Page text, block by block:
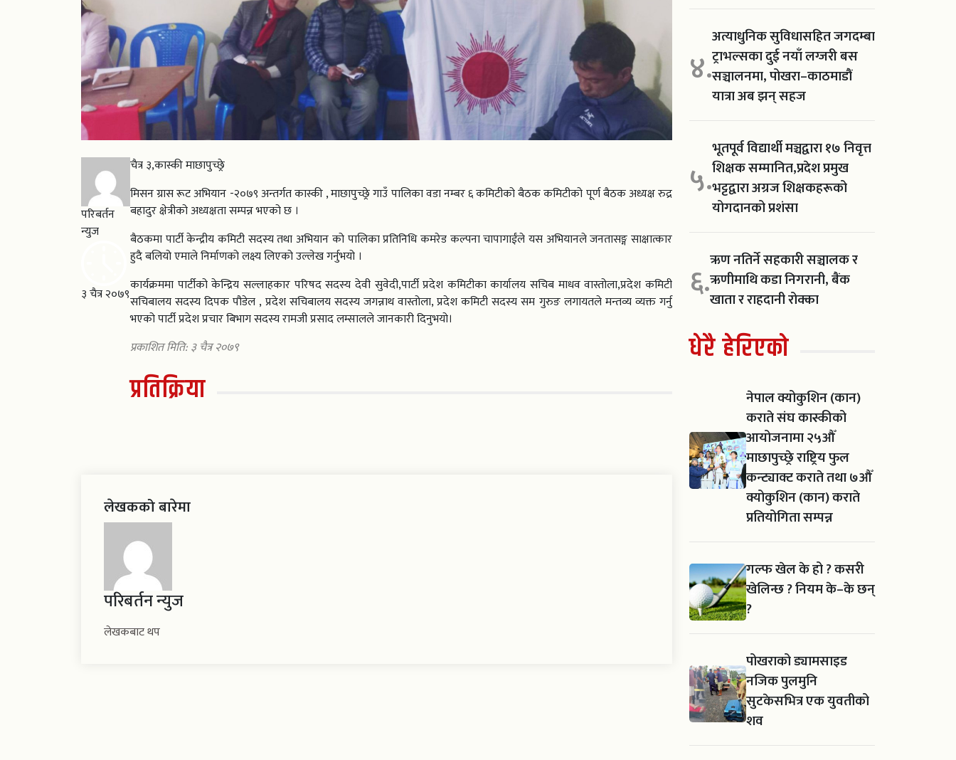
परिबर्तन
न्युज
३ चैत्र २०७९
चैत्र ३,कास्की माछापुच्छ्रे
मिसन ग्रास रूट अभियान -२०७९ अन्तर्गत कास्की , माछापुच्छ्रे गाउँ पालिका वडा नम्बर ६ कमिटीको बैठक कमिटीको पूर्ण बैठक अध्यक्ष रुद्र
बहादुर क्षेत्रीको अध्यक्षता सम्पन्न भएको छ ।
बैठकमा पार्टी केन्द्रीय कमिटी सदस्य तथा अभियान को पालिका प्रतिनिधि कमरेड कल्पना चापागाईंले यस अभियानले जनतासङ्ग साक्षात्कार
हुदै बलियो एमाले निर्माणको लक्ष्य लिएको उल्लेख गर्नुभयो ।
कार्यक्रममा पार्टीको केन्द्रिय सल्लाहकार परिषद सदस्य देवी सुवेदी,पार्टी प्रदेश कमिटीका कार्यालय सचिब माधव वास्तोला,प्रदेश कमिटी
सचिबालय सदस्य दिपक पौडेल , प्रदेश सचिबालय सदस्य जगन्नाथ वास्तोला, प्रदेश कमिटी सदस्य सम गुरुङ लगायतले मन्तव्य व्यक्त गर्नु
भएको पार्टी प्रदेश प्रचार बिभाग सदस्य रामजी प्रसाद लम्सालले जानकारी दिनुभयो।
प्रकाशित मिति: ३ चैत्र २०७९
प्रतिक्रिया
लेखकको बारेमा
परिबर्तन न्युज
लेखकबाट थप
४.
अत्याधुनिक सुविधासहित जगदम्बा
ट्राभल्सका दुई नयाँ लग्जरी बस
सञ्चालनमा, पोखरा–काठमाडौं
यात्रा अब झन् सहज
५.
भूतपूर्व विद्यार्थी मञ्चद्वारा १७ निवृत्त
शिक्षक सम्मानित,प्रदेश प्रमुख
भट्टद्वारा अग्रज शिक्षकहरूको
योगदानको प्रशंसा
६.ऋण नतिर्ने सहकारी सञ्चालक र
ऋणीमाथि कडा निगरानी, बैंक
खाता र राहदानी रोक्का
धेरै हेरिएको
नेपाल क्योकुशिन (कान)
कराते संघ कास्कीको
आयोजनामा २५औँ
माछापुच्छ्रे राष्ट्रिय फुल
कन्ट्याक्ट कराते तथा ७औँ
क्योकुशिन (कान) कराते
प्रतियोगिता सम्पन्न
गल्फ खेल के हो ? कसरी
खेलिन्छ ? नियम के–के छन्
?
पोखराको ड्यामसाइड
नजिक पुलमुनि
सुटकेसभित्र एक युवतीको
शव